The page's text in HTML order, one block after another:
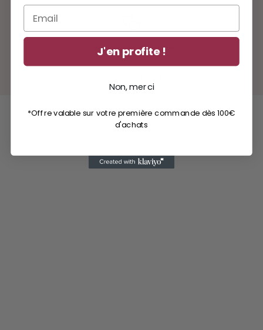
Service client disponible
hello@milinane.com
J'en profite !
Non, merci
*Offre valable sur votre première commande dès 100€
d'achats